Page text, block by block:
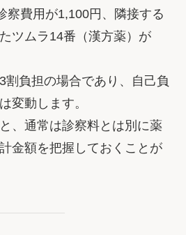
察費用が1,100円、隣接する
ツムラ14番（漢方薬）が
割負担の場合であり、自己負
変動します。
、通常は診察料とは別に薬
金額を把握しておくことが